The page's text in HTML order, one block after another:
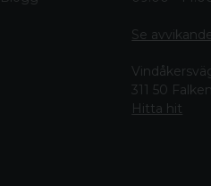
Se
311 50
Hitta hit